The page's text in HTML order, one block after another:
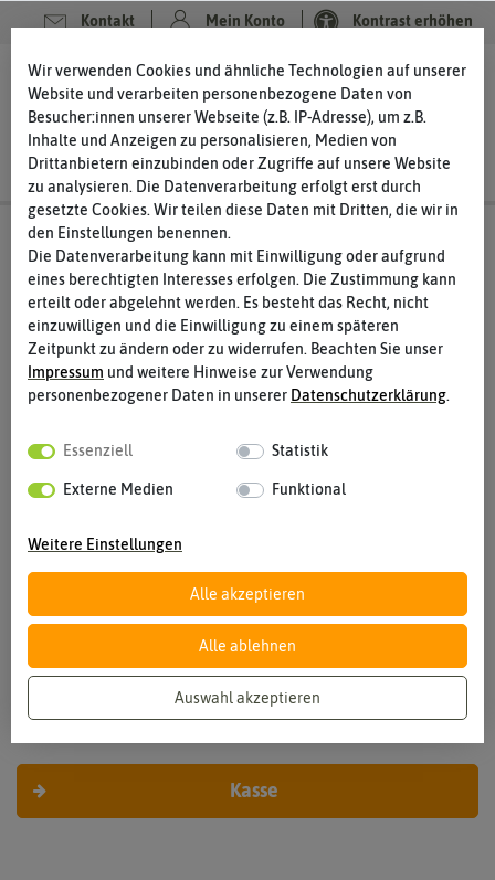
Kontakt Mein Konto Kontrast erhöhen
0 0
Warenkorb
Schritt 1 von 3
Warenkorb
Versandkosten
0,00 €
Gesamtsumme 0,00 €
Kasse
Wir verwenden Cookies und ähnliche Technologien auf unserer
Website und verarbeiten personenbezogene Daten von
Besucher:innen unserer Webseite (z.B. IP-Adresse), um z.B.
Inhalte und Anzeigen zu personalisieren, Medien von
Drittanbietern einzubinden oder Zugriffe auf unsere Website
zu analysieren. Die Datenverarbeitung erfolgt erst durch
gesetzte Cookies. Wir teilen diese Daten mit Dritten, die wir in
den Einstellungen benennen.
Die Datenverarbeitung kann mit Einwilligung oder aufgrund
eines berechtigten Interesses erfolgen. Die Zustimmung kann
erteilt oder abgelehnt werden. Es besteht das Recht, nicht
einzuwilligen und die Einwilligung zu einem späteren
Zeitpunkt zu ändern oder zu widerrufen. Beachten Sie unser
Impressum und weitere Hinweise zur Verwendung
personenbezogener Daten in unserer Daten­schutz­erklärung.
Essenziell Statistik
Externe Medien Funktional
Weitere Einstellungen
Alle akzeptieren
Alle ablehnen
Auswahl akzeptieren